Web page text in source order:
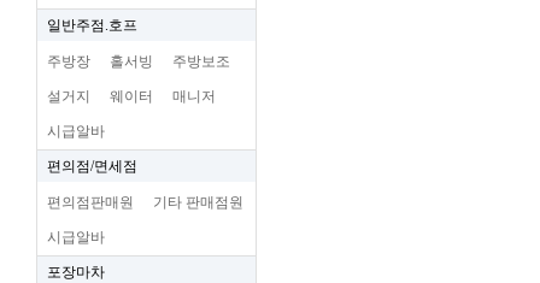
일반주점.호프
주방장 홀서빙 주방보조
설거지 웨이터 매니저
시급알바
편의점/면세점
편의점판매원 기타 판매점원
시급알바
포장마차